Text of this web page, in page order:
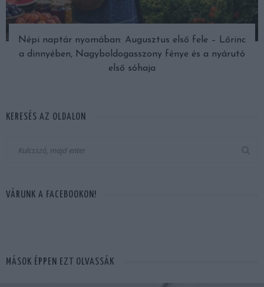
Népi naptár nyomában: Augusztus első fele – Lőrinc
a dinnyében, Nagyboldogasszony fénye és a nyárutó
első sóhaja
KERESÉS AZ OLDALON
VÁRUNK A FACEBOOKON!
MÁSOK ÉPPEN EZT OLVASSÁK